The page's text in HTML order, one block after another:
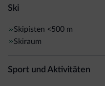
Ski
Skipisten <500 m
Skiraum
Sport und Aktivitäten